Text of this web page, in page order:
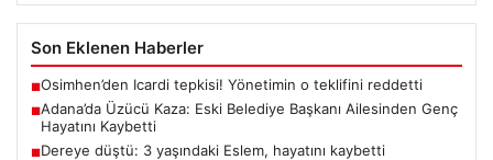
Son Eklenen Haberler
■Osimhen’den Icardi tepkisi! Yönetimin o teklifini reddetti
■Adana’da Üzücü Kaza: Eski Belediye Başkanı Ailesinden Genç
Hayatını Kaybetti
■Dereye düştü: 3 yaşındaki Eslem, hayatını kaybetti